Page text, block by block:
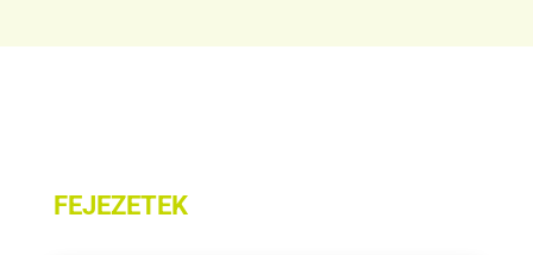
FEJEZETEK